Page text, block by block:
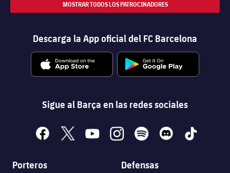
MOSTRAR TODOS LOS PATROCINADORES
Descarga la App oficial del FC Barcelona
Sigue al Barça en las redes sociales
facebook
x youtubeinstagramspotify discord tiktok
Porteros Defensas